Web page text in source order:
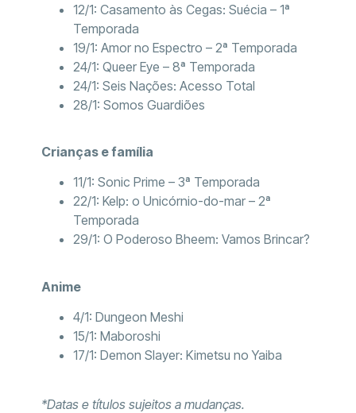
12/1: Casamento às Cegas: Suécia – 1ª
Temporada
19/1: Amor no Espectro – 2ª Temporada
24/1: Queer Eye – 8ª Temporada
24/1: Seis Nações: Acesso Total
28/1: Somos Guardiões
Crianças e família
11/1: Sonic Prime – 3ª Temporada
22/1: Kelp: o Unicórnio-do-mar – 2ª
Temporada
29/1: O Poderoso Bheem: Vamos Brincar?
Anime
4/1: Dungeon Meshi
15/1: Maboroshi
17/1: Demon Slayer: Kimetsu no Yaiba
*Datas e títulos sujeitos a mudanças.